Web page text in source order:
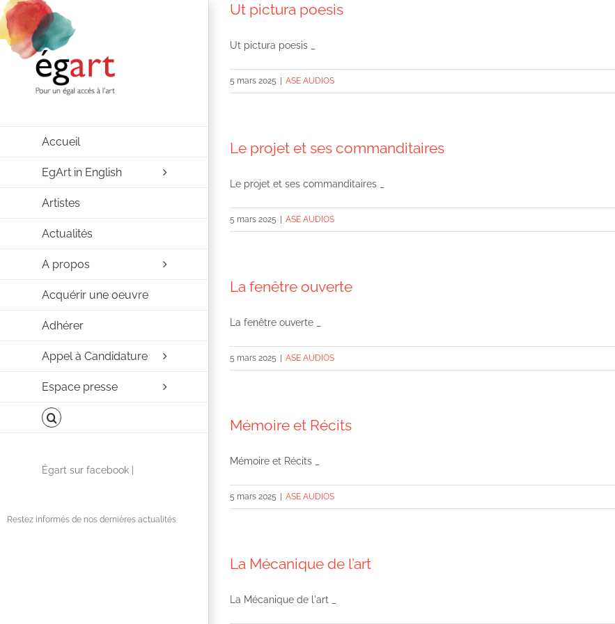
Passer
au
contenu
Accueil
EgArt in English
Artistes
Actualités
A propos
Acquérir une oeuvre
Adhérer
Appel à Candidature
Espace presse
Égart sur facebook |
Restez informés de nos dernières actualités
Ut pictura poesis
Ut pictura poesis _
5 mars 2025 ASE AUDIOS
Le projet et ses commanditaires
Le projet et ses commanditaires _
5 mars 2025 ASE AUDIOS
La fenêtre ouverte
La fenêtre ouverte _
5 mars 2025 ASE AUDIOS
Mémoire et Récits
Mémoire et Récits _
5 mars 2025 ASE AUDIOS
La Mécanique de l’art
La Mécanique de l'art _